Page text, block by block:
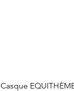
Casque